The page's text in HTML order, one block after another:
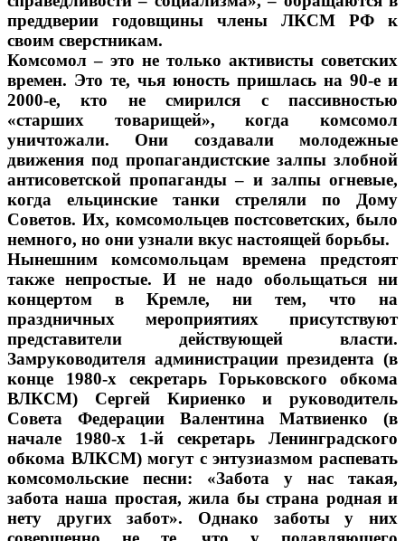
преддверии годовщины члены ЛКСМ РФ к
своим сверстникам.
Комсомол – это не только активисты советских
времен. Это те, чья юность пришлась на 90-е и
2000-е, кто не смирился с пассивностью
«старших товарищей», когда комсомол
уничтожали. Они создавали молодежные
движения под пропагандистские залпы злобной
антисоветской пропаганды – и залпы огневые,
когда ельцинские танки стреляли по Дому
Советов. Их, комсомольцев постсоветских, было
немного, но они узнали вкус настоящей борьбы.
Нынешним комсомольцам времена предстоят
также непростые. И не надо обольщаться ни
концертом в Кремле, ни тем, что на
праздничных мероприятиях присутствуют
представители действующей власти.
Замруководителя администрации президента (в
конце 1980-х секретарь Горьковского обкома
ВЛКСМ) Сергей Кириенко и руководитель
Совета Федерации Валентина Матвиенко (в
начале 1980-х 1-й секретарь Ленинградского
обкома ВЛКСМ) могут с энтузиазмом распевать
комсомольские песни: «Забота у нас такая,
забота наша простая, жила бы страна родная и
нету других забот». Однако заботы у них